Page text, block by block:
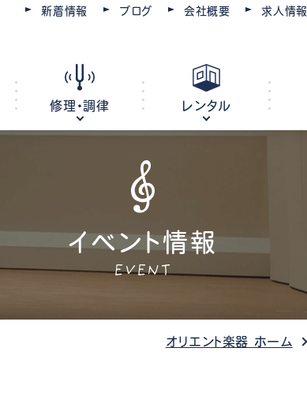
新着情報 ブログ 会社概要 求人情報
レッスン会場
電子ピアノ
オルガン
キーボード
修理・調律
管楽器修理・メンテナンス
レンタル
教室レンタル
豊橋店
イベント情報
EVENT
オリエント楽器 ホーム